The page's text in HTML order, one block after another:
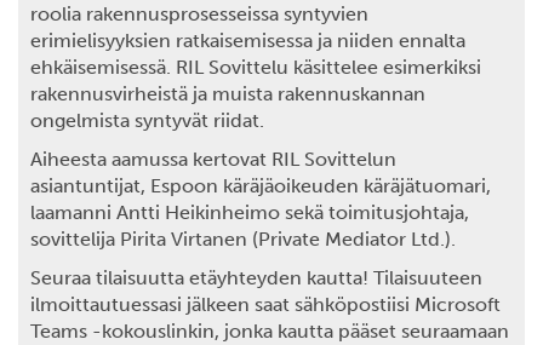
roolia rakennusprosesseissa syntyvien
erimielisyyksien ratkaisemisessa ja niiden ennalta
ehkäisemisessä. RIL Sovittelu käsittelee esimerkiksi
rakennusvirheistä ja muista rakennuskannan
ongelmista syntyvät riidat.
Aiheesta aamussa kertovat RIL Sovittelun
asiantuntijat, Espoon käräjäoikeuden käräjätuomari,
laamanni Antti Heikinheimo sekä toimitusjohtaja,
sovittelija Pirita Virtanen (Private Mediator Ltd.).
Seuraa tilaisuutta etäyhteyden kautta! Tilaisuuteen
ilmoittautuessasi jälkeen saat sähköpostiisi Microsoft
Teams -kokouslinkin, jonka kautta pääset seuraamaan